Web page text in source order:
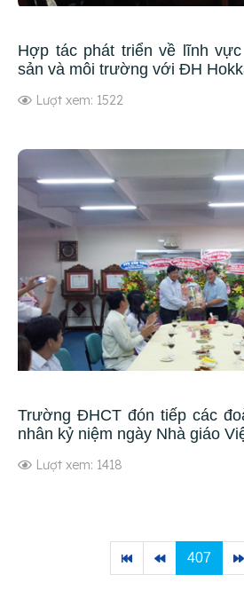
Hợp tác phát triển về lĩnh
sản và môi trường với ĐH
Lượt xem: 1522
Trường ĐHCT đón tiếp các
nhân kỷ niệm ngày Nhà giáo
Lượt xem: 1418
407